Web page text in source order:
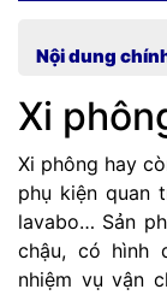
Nội dung
Xi
Xi phông hay
phụ kiện quan
lavabo… Sản
chậu, có hình
nhiệm vụ vận